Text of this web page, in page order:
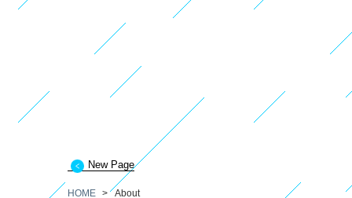
New Page
HOME > About